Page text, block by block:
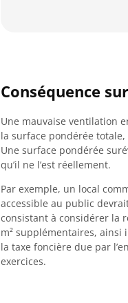
Conséquence
Une mauvaise ventilation
la surface pondérée
Une surface pondérée
qu’il ne l’est réellement.
Par exemple, un local
accessible au public
consistant à considérer la
m² supplémentaires,
la taxe foncière due par
exercices.